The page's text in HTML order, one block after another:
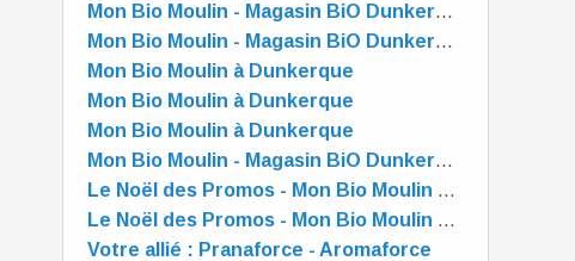
Mon Bio Moulin - Magasin BiO Dunkerque - est OUVERT tout l'été !
Mon Bio Moulin - Magasin BiO Dunkerque - est OUVERT tout l'été !
Mon Bio Moulin à Dunkerque
Mon Bio Moulin à Dunkerque
Mon Bio Moulin à Dunkerque
Mon Bio Moulin - Magasin BiO Dunkerque - est OUVERT tout l'été
Le Noël des Promos - Mon Bio Moulin à Dunkerque
Le Noël des Promos - Mon Bio Moulin à Dunkerque
Votre allié : Pranaforce - Aromaforce